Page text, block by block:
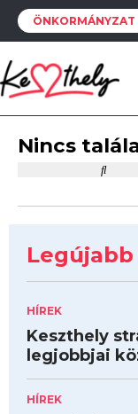
ÖNKORMÁNYZAT
Nincs
HÍREK
Keszthely
legjobbjai
HÍREK